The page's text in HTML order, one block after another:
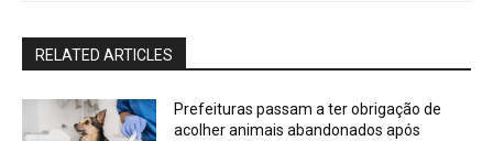
RELATED ARTICLES
Prefeituras passam a ter obrigação de
acolher animais abandonados após